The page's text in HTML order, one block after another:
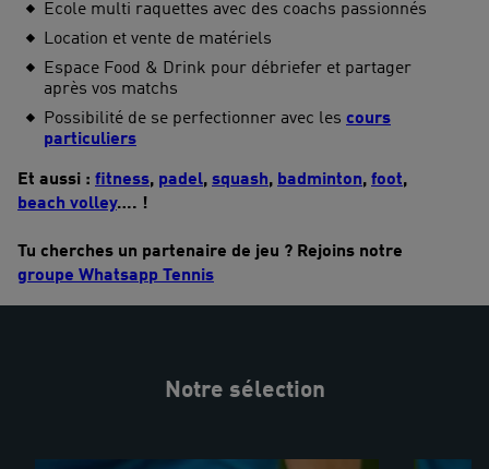
Ecole multi raquettes avec des coachs passionnés
Location et vente de matériels
Espace Food & Drink pour débriefer et partager
après vos matchs
Possibilité de se perfectionner avec les cours
particuliers
Et aussi : fitness, padel, squash, badminton, foot,
beach volley…. !
Tu cherches un partenaire de jeu ? Rejoins notre
groupe Whatsapp Tennis
Notre sélection